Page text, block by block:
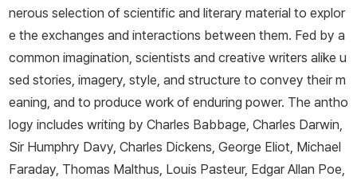
nerous selection of scientific and literary material to explor
e the exchanges and interactions between them. Fed by a
common imagination, scientists and creative writers alike u
sed stories, imagery, style, and structure to convey their m
eaning, and to produce work of enduring power. The antho
logy includes writing by Charles Babbage, Charles Darwin,
Sir Humphry Davy, Charles Dickens, George Eliot, Michael
Faraday, Thomas Malthus, Louis Pasteur, Edgar Allan Poe,